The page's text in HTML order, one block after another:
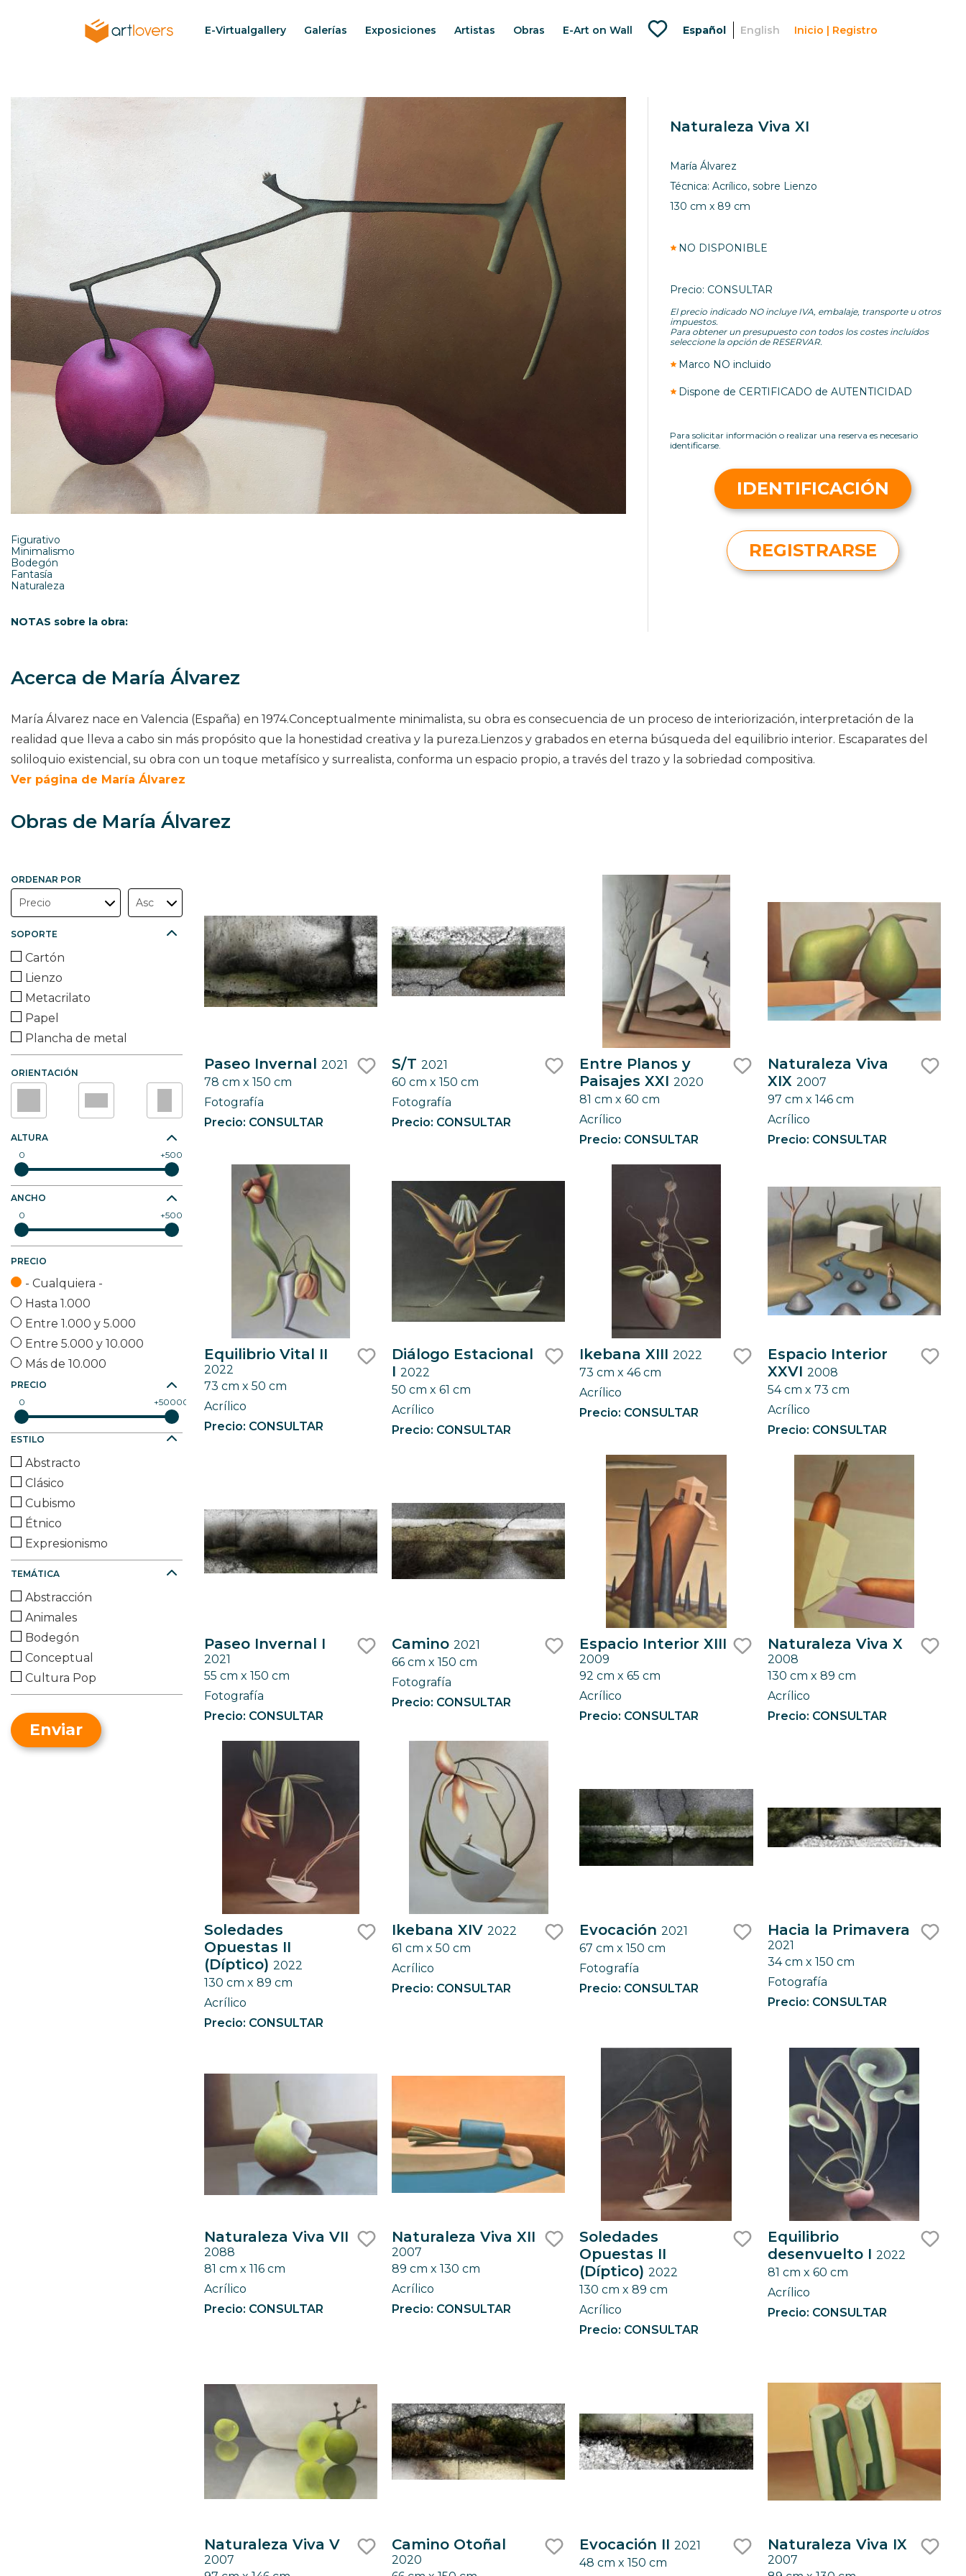
Menu
E-Virtualgallery Galerías Exposiciones Artistas Obras E-Art on Wall FavoritosEspañol English
Menu
artlovers
Inicio | Registro
Figurativo
Minimalismo
Bodegón
Fantasía
Naturaleza
NOTAS sobre la obra:
Naturaleza Viva XI
María Álvarez
Técnica: Acrílico, sobre Lienzo
130 cm x 89 cm
NO DISPONIBLE
Precio: CONSULTAR
El precio indicado NO incluye IVA, embalaje, transporte u otros
impuestos.
Para obtener un presupuesto con todos los costes incluídos
seleccione la opción de RESERVAR.
Marco NO incluido
Dispone de CERTIFICADO de AUTENTICIDAD
Para solicitar información o realizar una reserva es necesario
identificarse.
IDENTIFICACIÓN
REGISTRARSE
Acerca de María Álvarez
María Álvarez nace en Valencia (España) en 1974.Conceptualmente minimalista, su obra es consecuencia de un proceso de interiorización, interpretación de la
realidad que lleva a cabo sin más propósito que la honestidad creativa y la pureza.Lienzos y grabados en eterna búsqueda del equilibrio interior. Escaparates del
soliloquio existencial, su obra con un toque metafísico y surrealista, conforma un espacio propio, a través del trazo y la sobriedad compositiva.
Ver página de María Álvarez
Obras de María Álvarez
SOPORTE
Cartón
Lienzo
Metacrilato
Papel
Plancha de metal
Tabla de madera
Tela de algodón
Tela de lino
Vidrio
Otro (especificar)
ORIENTACIÓN
ALTURA
0
500
ANCHO
0
500
PRECIO
- Cualquiera -
Hasta 1.000
Entre 1.000 y 5.000
Entre 5.000 y 10.000
Más de 10.000
PRECIO
0
50000
ESTILO
Abstracto
Clásico
Cubismo
Étnico
Expresionismo
Fauvismo
Futurista
Geométrico
Impresionismo
Minimalismo
Naif
Oriental
Pop Art
TEMÁTICA
Abstracción
Animales
Bodegón
Conceptual
Cultura Pop
Desnudo
Fantasía
Gente
ORDENAR POR
Enviar
Paseo Invernal 2021
78 cm x 150 cm
Fotografía
Precio: CONSULTAR
S/T2021
60 cm x 150 cm
Fotografía
Precio: CONSULTAR
Entre Planos y
Paisajes XXI2020
81 cm x 60 cm
Acrílico
Precio: CONSULTAR
Naturaleza Viva
XIX 2007
97 cm x 146 cm
Acrílico
Precio: CONSULTAR
Equilibrio Vital II
2022
73 cm x 50 cm
Acrílico
Precio: CONSULTAR
Diálogo Estacional
I2022
50 cm x 61 cm
Acrílico
Precio: CONSULTAR
Ikebana XIII2022
73 cm x 46 cm
Acrílico
Precio: CONSULTAR
Espacio Interior
XXVI 2008
54 cm x 73 cm
Acrílico
Precio: CONSULTAR
Paseo Invernal I
2021
55 cm x 150 cm
Fotografía
Precio: CONSULTAR
Camino2021
66 cm x 150 cm
Fotografía
Precio: CONSULTAR
Espacio Interior XIII
2009
92 cm x 65 cm
Acrílico
Precio: CONSULTAR
Naturaleza Viva X
2008
130 cm x 89 cm
Acrílico
Precio: CONSULTAR
Soledades
Opuestas II
(Díptico) 2022
130 cm x 89 cm
Acrílico
Precio: CONSULTAR
Ikebana XIV2022
61 cm x 50 cm
Acrílico
Precio: CONSULTAR
Evocación2021
67 cm x 150 cm
Fotografía
Precio: CONSULTAR
Hacia la Primavera
2021
34 cm x 150 cm
Fotografía
Precio: CONSULTAR
Naturaleza Viva VII
2088
81 cm x 116 cm
Acrílico
Precio: CONSULTAR
Naturaleza Viva XII
2007
89 cm x 130 cm
Acrílico
Precio: CONSULTAR
Soledades
Opuestas II
(Díptico)2022
130 cm x 89 cm
Acrílico
Precio: CONSULTAR
Equilibrio
desenvuelto I 2022
81 cm x 60 cm
Acrílico
Precio: CONSULTAR
Naturaleza Viva V
2007
Camino Otoñal
2020
Evocación II2021
48 cm x 150 cm
Naturaleza Viva IX
2007